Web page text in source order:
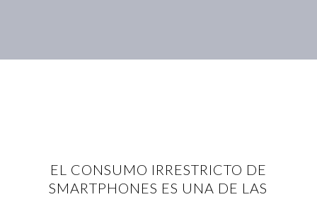
EL CONSUMO IRRESTRICTO DE
SMARTPHONES ES UNA DE LAS